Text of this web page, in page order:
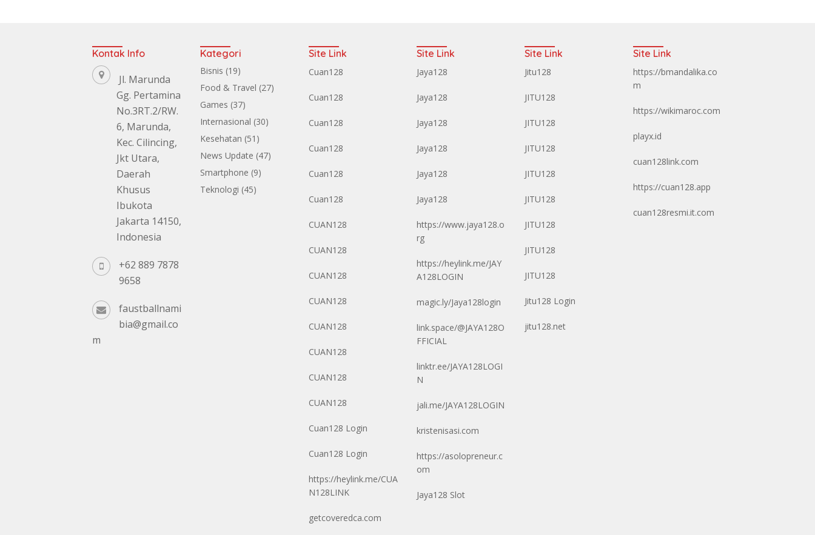
Kontak Info
Jl. Marunda
Gg. Pertamina
No.3RT.2/RW.
6, Marunda,
Kec. Cilincing,
Jkt Utara,
Daerah
Khusus
Ibukota
Jakarta 14150,
Indonesia
+62 889 7878
9658
faustballnami
bia@gmail.co
m
Kategori
Bisnis (19)
Food & Travel (27)
Games (37)
Internasional (30)
Kesehatan (51)
News Update (47)
Smartphone (9)
Teknologi (45)
Site Link
Cuan128
Cuan128
Cuan128
Cuan128
Cuan128
Cuan128
CUAN128
CUAN128
CUAN128
CUAN128
CUAN128
CUAN128
CUAN128
CUAN128
Cuan128 Login
Cuan128 Login
https://heylink.me/CUA
N128LINK
getcoveredca.com
Site Link
Jaya128
Jaya128
Jaya128
Jaya128
Jaya128
Jaya128
https://www.jaya128.o
rg
https://heylink.me/JAY
A128LOGIN
magic.ly/Jaya128login
link.space/@JAYA128O
FFICIAL
linktr.ee/JAYA128LOGI
N
jali.me/JAYA128LOGIN
kristenisasi.com
https://asolopreneur.c
om
Jaya128 Slot
Site Link
Jitu128
JITU128
JITU128
JITU128
JITU128
JITU128
JITU128
JITU128
JITU128
Jitu128 Login
jitu128.net
Site Link
https://bmandalika.co
m
https://wikimaroc.com
playx.id
cuan128link.com
https://cuan128.app
cuan128resmi.it.com